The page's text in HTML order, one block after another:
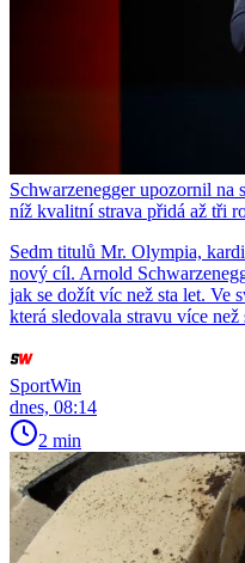
Schwarzenegger upozornil na
níž kvalitní strava přidá až tři
Sedm titulů Mr. Olympia,
nový cíl. Arnold
jak se dožít víc než sta let. Ve
která sledovala stravu více
SportWin
dnes, 08:14
2 min